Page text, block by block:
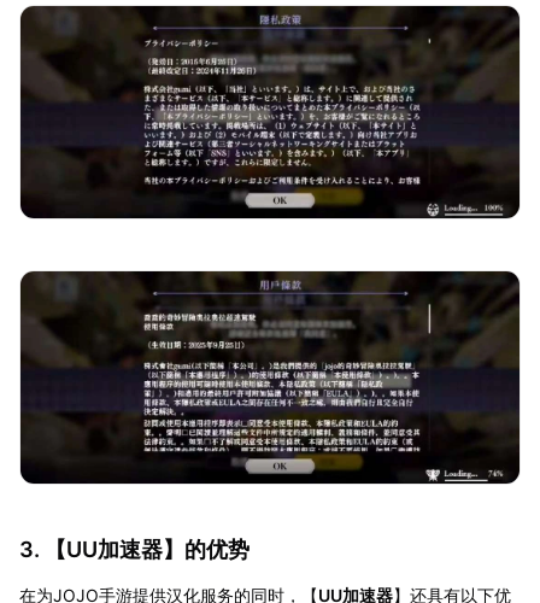
3. 【UU加速器】的优势
在为JOJO手游提供汉化服务的同时，【UU加速器】还具有以下优